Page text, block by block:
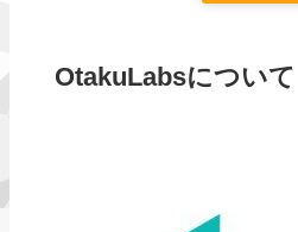
OtakuLabsについて